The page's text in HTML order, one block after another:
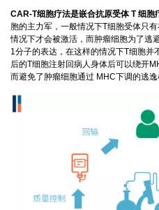
CAR-T细胞疗法是嵌合抗原受体 T 细胞
胞的主力军，一般情况下T细胞受体只
情况下才会被激活，而肿瘤细胞为了逃
1分子的表达，在这样的情况下T细胞并
后的T细胞注射回病人身体后可以绕开
而避免了肿瘤细胞通过 MHC下调的逃逸